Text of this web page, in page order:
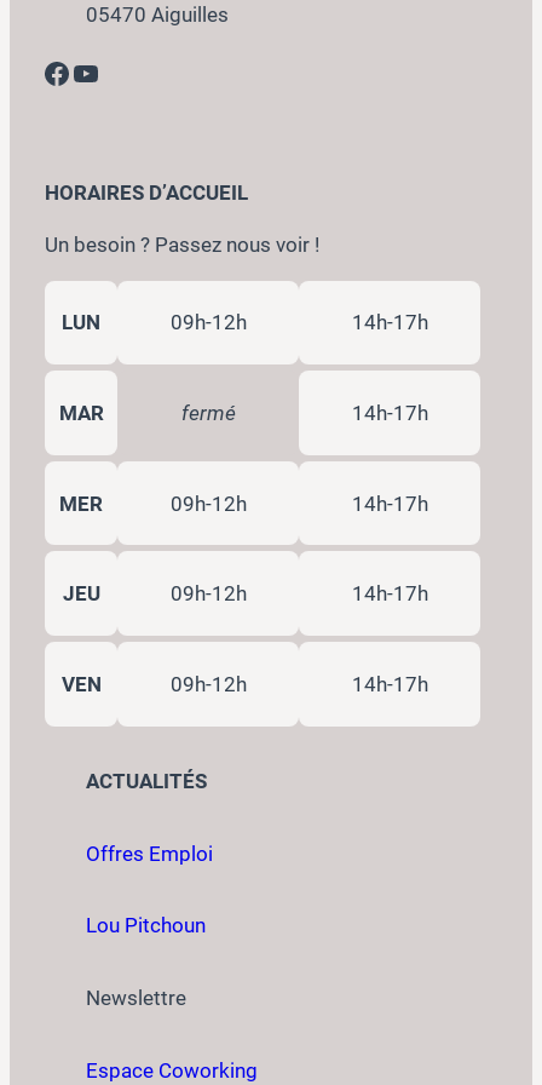
05470 Aiguilles
Facebook YouTube
HORAIRES D’ACCUEIL
Un besoin ? Passez nous voir !
LUN 09h-12h 14h-17h
MAR fermé 14h-17h
MER 09h-12h 14h-17h
JEU 09h-12h 14h-17h
VEN 09h-12h 14h-17h
ACTUALITÉS
Offres Emploi
Lou Pitchoun
Newslettre
Espace Coworking